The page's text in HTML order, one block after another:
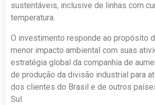
sustentáveis, inclusive de linhas com
temperatura.
O investimento responde ao propósito
menor impacto ambiental com suas
estratégia global da companhia de
de produção da divisão industrial para
dos clientes do Brasil e de outros
Sul.